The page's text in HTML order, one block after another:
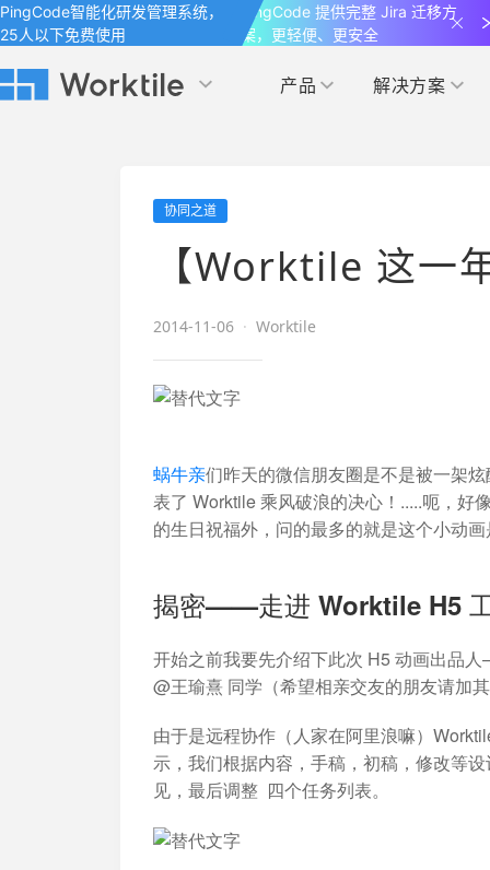
PingCode智能化研发管理系统，
25人以下免费使用
PingCode 提供完整 Jira 迁移方
案，更轻便、更安全
产品
以项目化的方式管理企业任务 国内率先覆盖 OKR
专注于工作场景的即时通讯工具
Worktile 旗下智能化研发管理工具 解决方案
人事行政
Worktile 旗下智能化研发管理工具
全面了解 Worktile 的使用方法和技巧
地 OKR、敏捷研发等先进理念
加入开放平台，打造更好的开放平台
发现最新的产品
解洞察
生态联盟计划
与 Worktile 联合
体系
Worktile 旗下智能化研发管理工具
协同之道
【Worktile 这一
2014-11-06 · Worktile
蜗牛亲们昨天的微信朋友圈是不是被一架
表了 Worktile 乘风破浪的决心！.....呃，好
的生日祝福外，问的最多的就是这个小动
揭密——走进 Worktile H5
开始之前我要先介绍下此次 H5 动画出品
@王瑜熹 同学（希望相亲交友的朋友请加
由于是远程协作（人家在阿里浪嘛）
示，我们根据内容，手稿，初稿，修改等
见 ， 最后调整 四个任务列表。